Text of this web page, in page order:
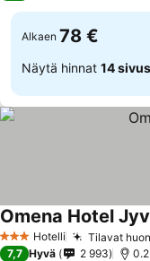
Alkaen 78 €
Näytä hinnat 14
3 Tähtiluokitus
Hotelli Tilavat
Omena Hotel
7,7 Hyvä 2 993